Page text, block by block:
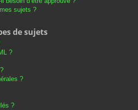
sujets ?
de sujets
?
?
?